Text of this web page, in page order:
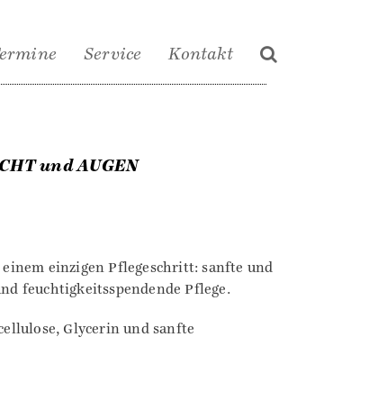
Service Kontakt
und AUGEN
einzigen Pflegeschritt: sanfte und
feuchtigkeitsspendende Pflege.
Glycerin und sanfte